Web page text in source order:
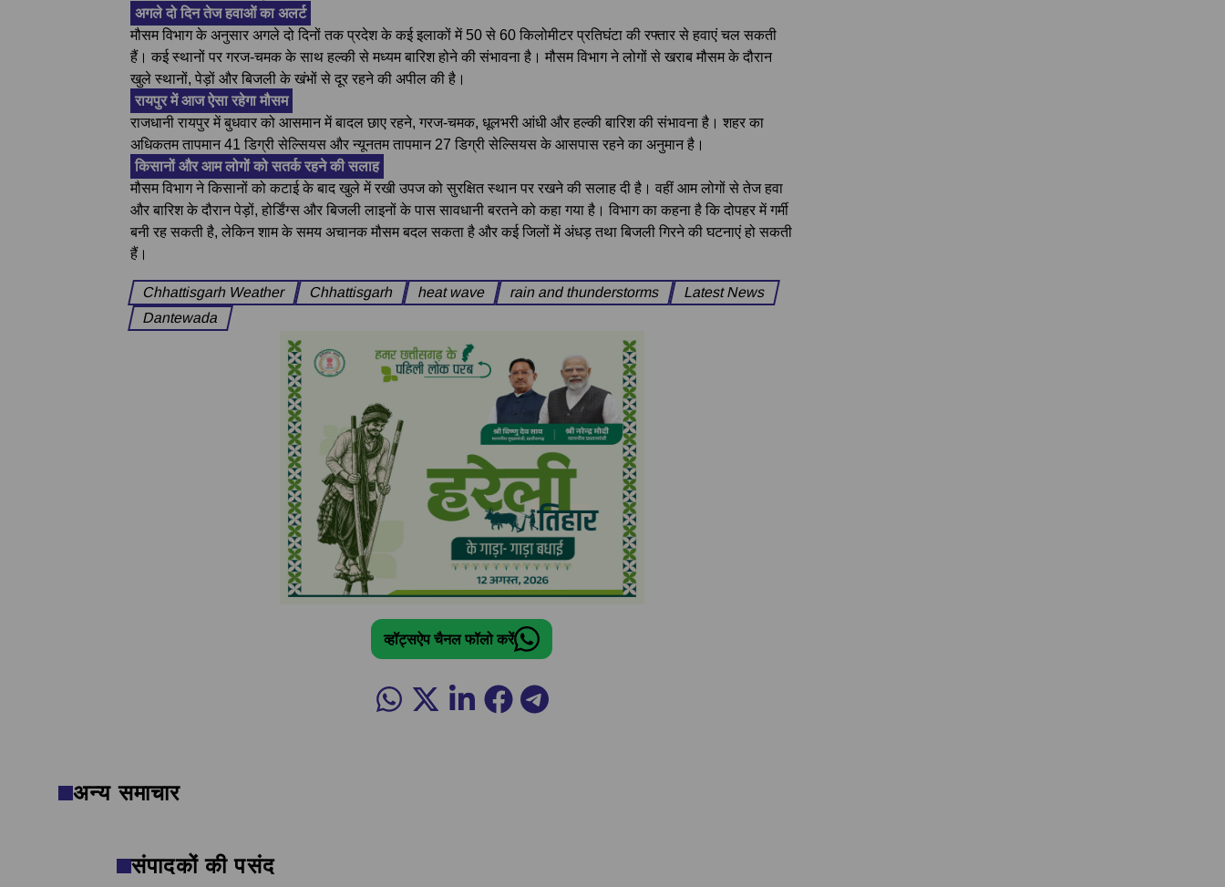
अगले दो दिन तेज हवाओं का अलर्ट
मौसम विभाग के अनुसार अगले दो दिनों तक प्रदेश के कई इलाकों में 50 से 60 किलोमीटर प्रतिघंटा की रफ्तार से हवाएं चल सकती
हैं। कई स्थानों पर गरज-चमक के साथ हल्की से मध्यम बारिश होने की संभावना है। मौसम विभाग ने लोगों से खराब मौसम के दौरान
खुले स्थानों, पेड़ों और बिजली के खंभों से दूर रहने की अपील की है।
रायपुर में आज ऐसा रहेगा मौसम
राजधानी रायपुर में बुधवार को आसमान में बादल छाए रहने, गरज-चमक, धूलभरी आंधी और हल्की बारिश की संभावना है। शहर का
अधिकतम तापमान 41 डिग्री सेल्सियस और न्यूनतम तापमान 27 डिग्री सेल्सियस के आसपास रहने का अनुमान है।
किसानों और आम लोगों को सतर्क रहने की सलाह
मौसम विभाग ने किसानों को कटाई के बाद खुले में रखी उपज को सुरक्षित स्थान पर रखने की सलाह दी है। वहीं आम लोगों से तेज हवा
और बारिश के दौरान पेड़ों, होर्डिंग्स और बिजली लाइनों के पास सावधानी बरतने को कहा गया है। विभाग का कहना है कि दोपहर में गर्मी
बनी रह सकती है, लेकिन शाम के समय अचानक मौसम बदल सकता है और कई जिलों में अंधड़ तथा बिजली गिरने की घटनाएं हो सकती
हैं।
Chhattisgarh Weather Chhattisgarh heat wave rain and thunderstorms
Latest News
Dantewada
व्हॉट्सऐप चैनल फॉलो करें
अन्य समाचार
संपादकों की पसंद